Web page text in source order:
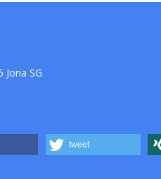
SG
tweet